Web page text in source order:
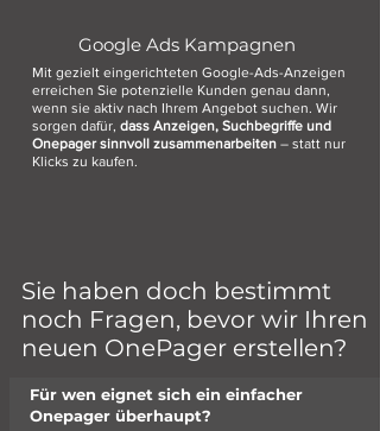
Google Ads Kampagnen
Mit gezielt eingerichteten Google-Ads-Anzeigen
erreichen Sie potenzielle Kunden genau dann,
wenn sie aktiv nach Ihrem Angebot suchen. Wir
sorgen dafür, dass Anzeigen, Suchbegriffe und
Onepager sinnvoll zusammenarbeiten – statt nur
Klicks zu kaufen.
Sie haben doch bestimmt
noch Fragen, bevor wir Ihren
neuen OnePager erstellen?
Für wen eignet sich ein einfacher
Onepager überhaupt?